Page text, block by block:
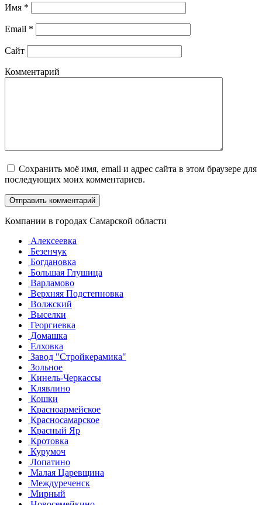
Имя *
Email *
Сайт
Комментарий
Сохранить моё имя, email и адрес сайта в этом браузере для
последующих моих комментариев.
Компании в городах Самарской области
Алексеевка
Безенчук
Богдановка
Большая Глушица
Варламово
Верхняя Подстепновка
Волжский
Выселки
Георгиевка
Домашка
Елховка
Завод "Стройкерамика"
Зольное
Кинель-Черкассы
Клявлино
Кошки
Красноармейское
Красносамарское
Красный Яр
Кротовка
Курумоч
Лопатино
Малая Царевщина
Междуреченск
Мирный